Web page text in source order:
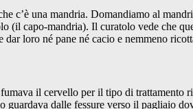
c’è una mandria. Domandiamo al
(il capo-mandria). Il curatolo vede che
loro né pane né cacio e nemmeno
il cervello per il tipo di
guardava dalle fessure verso il pagliaio